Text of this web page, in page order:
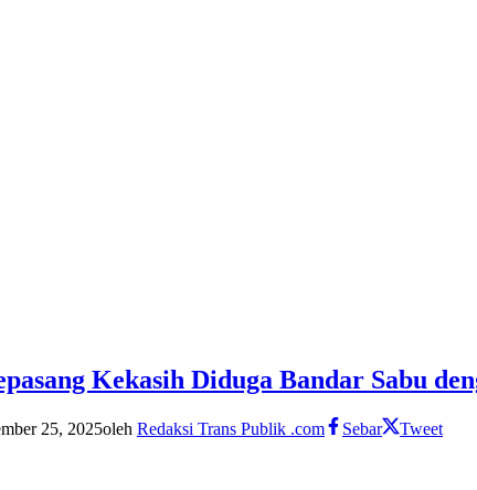
Kekasih Diduga Bandar Sabu
25, 2025oleh Redaksi Trans Publik .com Sebar Tweet